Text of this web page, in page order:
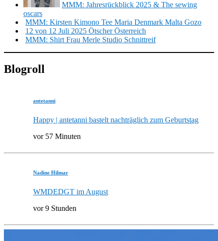
MMM: Jahresrückblick 2025 & The sewing
oscars
MMM: Kirsten Kimono Tee Maria Denmark Malta Gozo
12 von 12 Juli 2025 Ötscher Österreich
MMM: Shirt Frau Merle Studio Schnittreif
Blogroll
antetanni
Happy | antetanni bastelt nachträglich zum Geburtstag
vor 57 Minuten
Nadine Hilmar
WMDEDGT im August
vor 9 Stunden